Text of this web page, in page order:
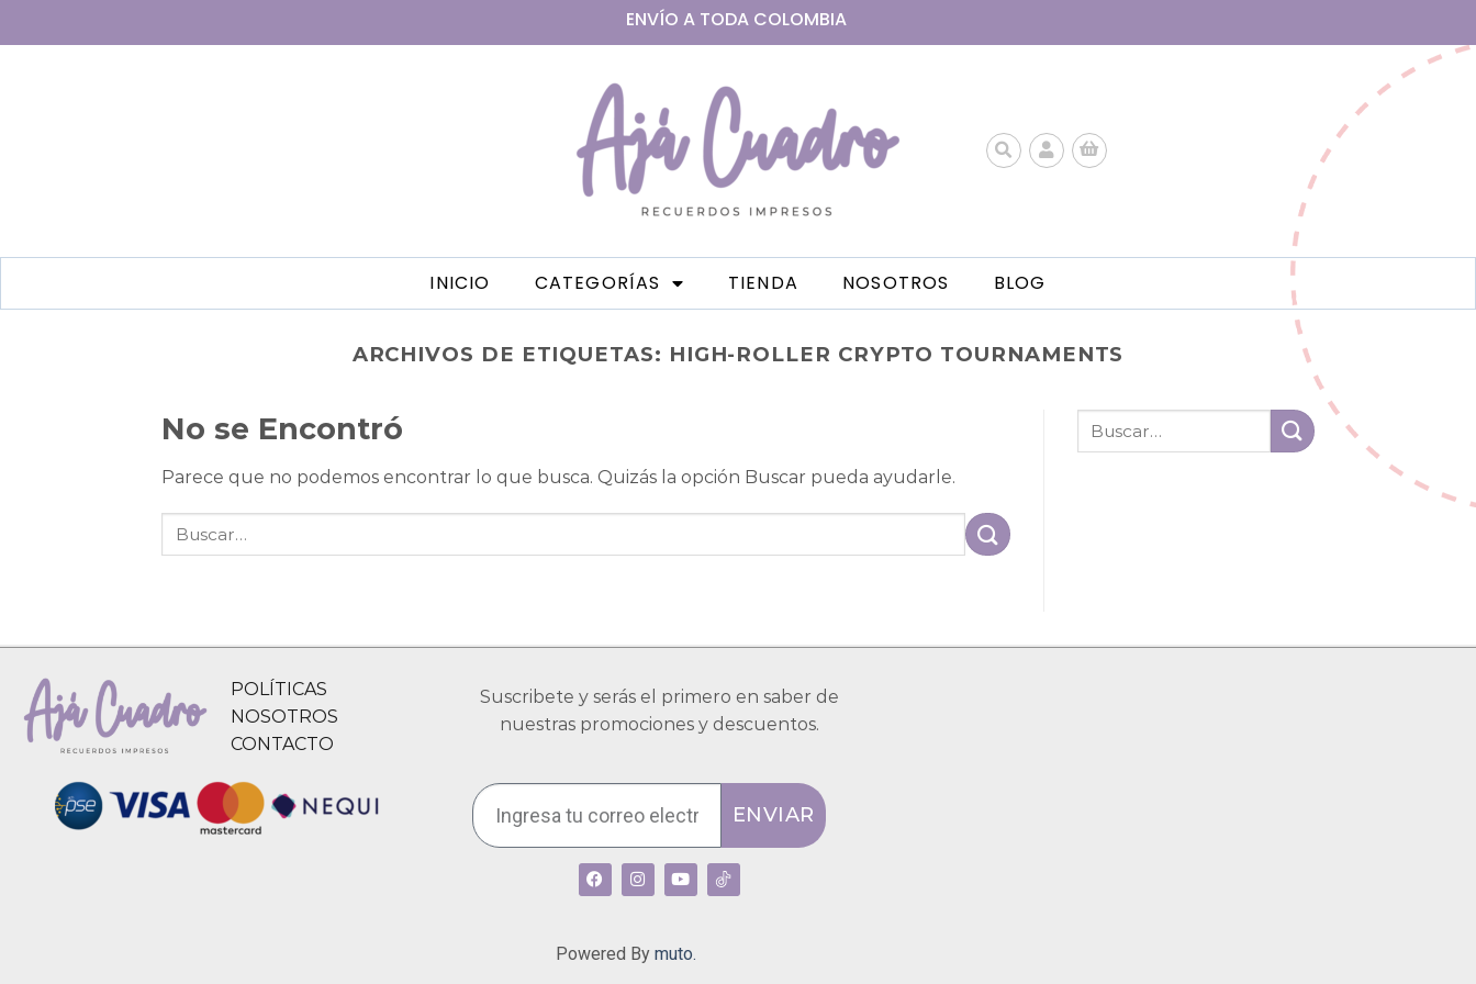
ENVÍO A TODA COLOMBIA
INICIO CATEGORÍAS TIENDA NOSOTROS BLOG
ARCHIVOS DE ETIQUETAS: HIGH-ROLLER CRYPTO TOURNAMENTS
No se Encontró
Parece que no podemos encontrar lo que busca. Quizás la opción Buscar pueda ayudarle.
POLÍTICAS
NOSOTROS
CONTACTO
Suscribete y serás el primero en saber de
nuestras promociones y descuentos.
ENVIAR
Powered By muto.